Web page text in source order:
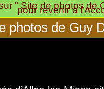
" Site de photos de
pour revenir à
photos de Guy